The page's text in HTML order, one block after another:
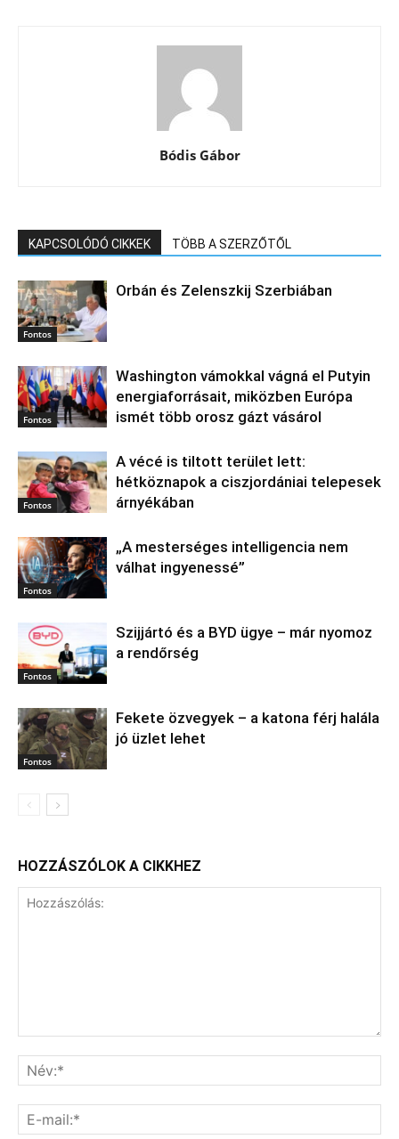
Bódis Gábor
KAPCSOLÓDÓ CIKKEK TÖBB A SZERZŐTŐL
Fontos
Orbán és Zelenszkij Szerbiában
Fontos
Washington vámokkal vágná el Putyin
energiaforrásait, miközben Európa
ismét több orosz gázt vásárol
Fontos
A vécé is tiltott terület lett:
hétköznapok a ciszjordániai telepesek
árnyékában
Fontos
„A mesterséges intelligencia nem
válhat ingyenessé”
Fontos
Szijjártó és a BYD ügye – már nyomoz
a rendőrség
Fontos
Fekete özvegyek – a katona férj halála
jó üzlet lehet
HOZZÁSZÓLOK A CIKKHEZ